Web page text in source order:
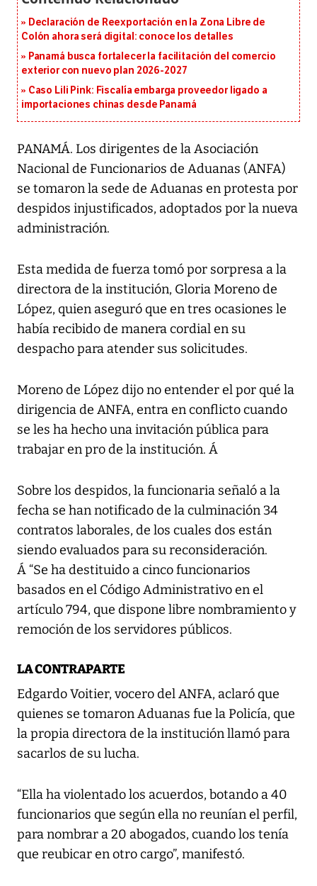
Declaración de Reexportación en la Zona Libre de
Colón ahora será digital: conoce los detalles
Panamá busca fortalecer la facilitación del comercio
exterior con nuevo plan 2026-2027
Caso Lili Pink: Fiscalía embarga proveedor ligado a
importaciones chinas desde Panamá
PANAMÁ. Los dirigentes de la Asociación
Nacional de Funcionarios de Aduanas (ANFA)
se tomaron la sede de Aduanas en protesta por
despidos injustificados, adoptados por la nueva
administración.
Esta medida de fuerza tomó por sorpresa a la
directora de la institución, Gloria Moreno de
López, quien aseguró que en tres ocasiones le
había recibido de manera cordial en su
despacho para atender sus solicitudes.
Moreno de López dijo no entender el por qué la
dirigencia de ANFA, entra en conflicto cuando
se les ha hecho una invitación pública para
trabajar en pro de la institución. Á
Sobre los despidos, la funcionaria señaló a la
fecha se han notificado de la culminación 34
contratos laborales, de los cuales dos están
siendo evaluados para su reconsideración.
Á “Se ha destituido a cinco funcionarios
basados en el Código Administrativo en el
artículo 794, que dispone libre nombramiento y
remoción de los servidores públicos.
LA CONTRAPARTE
Edgardo Voitier, vocero del ANFA, aclaró que
quienes se tomaron Aduanas fue la Policía, que
la propia directora de la institución llamó para
sacarlos de su lucha.
“Ella ha violentado los acuerdos, botando a 40
funcionarios que según ella no reunían el perfil,
para nombrar a 20 abogados, cuando los tenía
que reubicar en otro cargo”, manifestó.